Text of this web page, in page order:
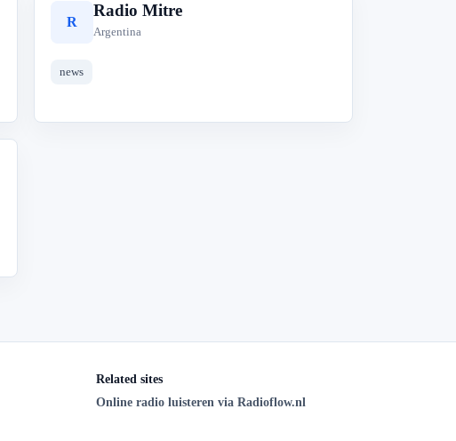
R
Radio Mitre
Argentina
news
Related sites
Online radio luisteren via Radioflow.nl